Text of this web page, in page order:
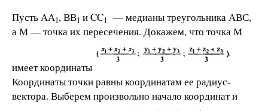
Пусть АА1, ВВ1 и CC1
— медианы треугольника АВС,
а М — точка их пересечения. Докажем, что точка М
имеет координаты
Координаты точки равны координатам ее радиус-
вектора. Выберем произвольно начало координат и